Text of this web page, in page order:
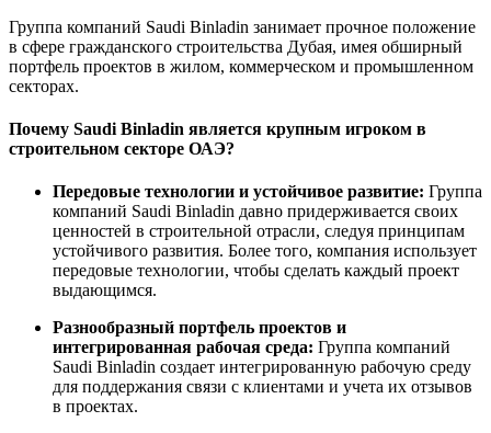
Группа компаний Saudi Binladin занимает прочное положение
в сфере гражданского строительства Дубая, имея обширный
портфель проектов в жилом, коммерческом и промышленном
секторах.
Почему Saudi Binladin является крупным игроком в
строительном секторе ОАЭ?
Передовые технологии и устойчивое развитие: Группа
компаний Saudi Binladin давно придерживается своих
ценностей в строительной отрасли, следуя принципам
устойчивого развития. Более того, компания использует
передовые технологии, чтобы сделать каждый проект
выдающимся.
Разнообразный портфель проектов и
интегрированная рабочая среда: Группа компаний
Saudi Binladin создает интегрированную рабочую среду
для поддержания связи с клиентами и учета их отзывов
в проектах.